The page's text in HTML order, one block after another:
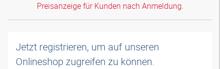
Preisanzeige für Kunden nach Anmeldung.
Jetzt registrieren, um auf unseren
Onlineshop zugreifen zu können.